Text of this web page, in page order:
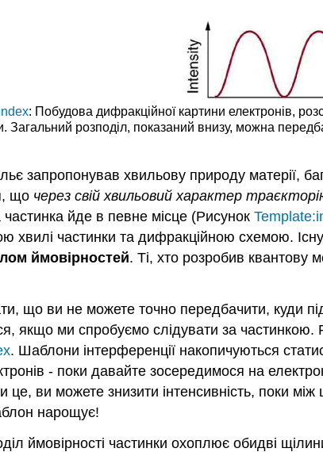
: Побудова дифракційної картини електронів,
Загальний розподіл, показаний внизу, можна
запропонував хвильову природу матерії,
що через свій хвильовий характер
йде в певне місце (Рисунок
хвилі частинки та дифракційною схемою.
ймовірностей. Ті, хто розробив квантову
що ви не можете точно передбачити, куди
якщо ми спробуємо слідувати за частинкою.
. Шаблони інтерференції накопичуються
- поки давайте зосередимося на
це, ви можете знизити інтенсивність, поки
нарощує!
ймовірності частинки охоплює обидві